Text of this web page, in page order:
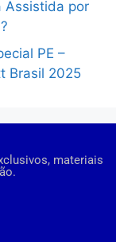
Assistida por
PE –
Brasil 2025
materiais